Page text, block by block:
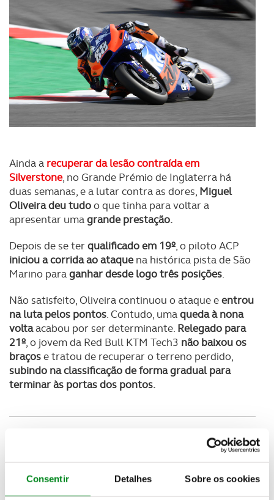
Consentir Detalhes Sobre os cookies
Ainda a recuperar da lesão contraída em
Silverstone, no Grande Prémio de Inglaterra há
duas semanas, e a lutar contra as dores, Miguel
Oliveira deu tudoo que tinha para voltar a
apresentar umagrande prestação.
Depois de se terqualificado em 19º, o piloto ACP
iniciou a corrida ao ataquena histórica pista de São
Marino paraganhar desde logo três posições.
Não satisfeito, Oliveira continuou o ataque eentrou
na luta pelos pontos. Contudo, umaqueda à nona
voltaacabou por ser determinante. Relegado para
21º, o jovem da Red Bull KTM Tech3 não baixou os
braçose tratou de recuperar o terreno perdido,
subindo na classificação de forma gradual para
terminar às portas dos pontos.